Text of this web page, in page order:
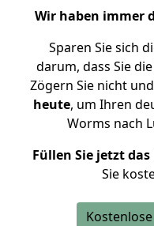
Wir haben immer
Sparen Sie sich
darum, dass Sie
Zögern Sie nicht und
heute, um Ihren
Worms nach
Füllen Sie jetzt
Sie